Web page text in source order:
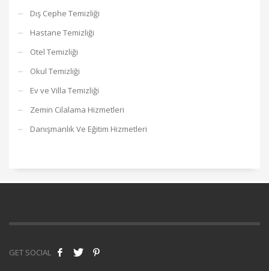
Dış Cephe Temizliği
Hastane Temizliği
Otel Temizliği
Okul Temizliği
Ev ve Villa Temizliği
Zemin Cilalama Hizmetleri
Danışmanlık Ve Eğitim Hizmetleri
GET SOCIAL